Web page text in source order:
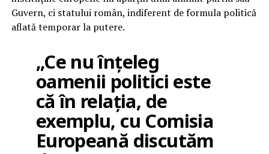
Guvern, ci statului român, indiferent de formula politică
aflată temporar la putere.
„Ce nu înțeleg
oamenii politici este
că în relația, de
exemplu, cu Comisia
Europeană discutăm